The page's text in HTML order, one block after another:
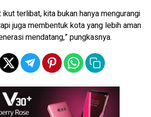
ikut terlibat, kita bukan hanya mengurangi
juga membentuk kota yang lebih aman
mendatang,” pungkasnya.